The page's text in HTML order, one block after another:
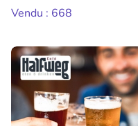
Vendu : 668